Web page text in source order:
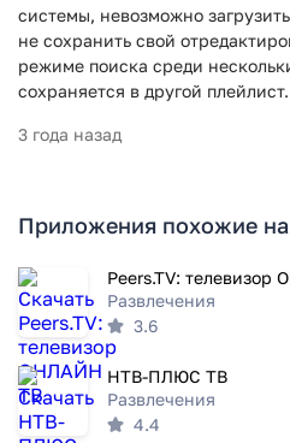
системы, невозможно
не сохранить свой
режиме поиска среди
сохраняется в другой плейлист.
3 года назад
Приложения похожие на
Развлечения
3.6
НТВ-ПЛЮС ТВ
Развлечения
4.4